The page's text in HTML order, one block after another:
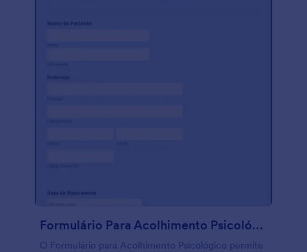
Formulário Para Acolhimento Psicológico
O Formulário para Acolhimento Psicológico permite